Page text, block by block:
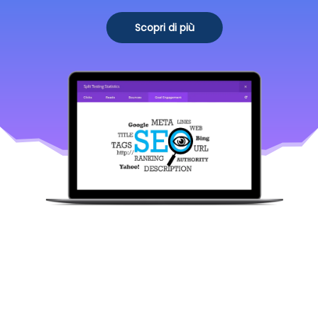
Scopri di più